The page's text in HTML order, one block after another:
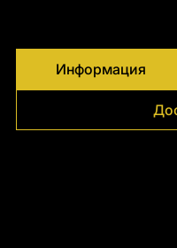
Информация